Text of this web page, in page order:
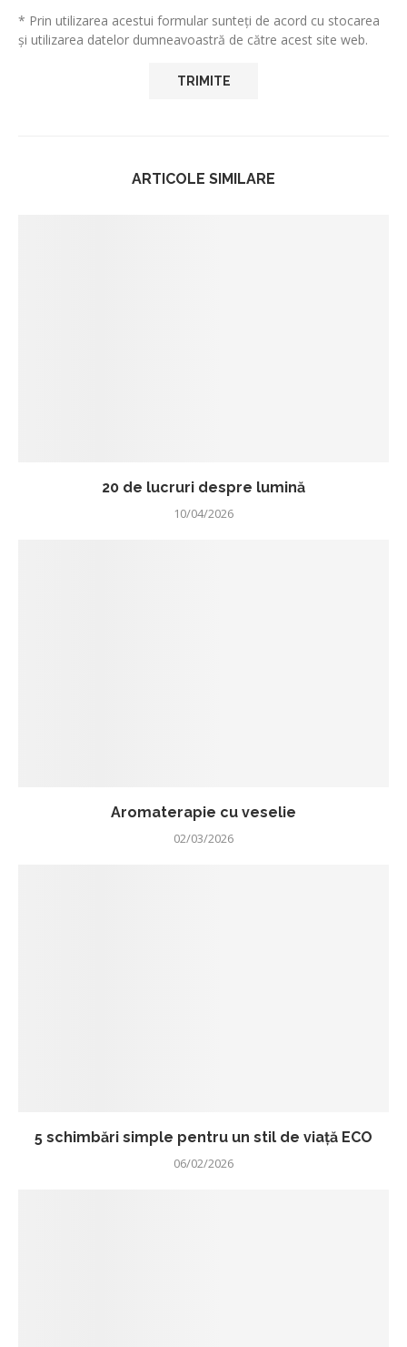
* Prin utilizarea acestui formular sunteți de acord cu stocarea
și utilizarea datelor dumneavoastră de către acest site web.
ARTICOLE SIMILARE
20 de lucruri despre lumină
10/04/2026
Aromaterapie cu veselie
02/03/2026
5 schimbări simple pentru un stil de viață ECO
06/02/2026